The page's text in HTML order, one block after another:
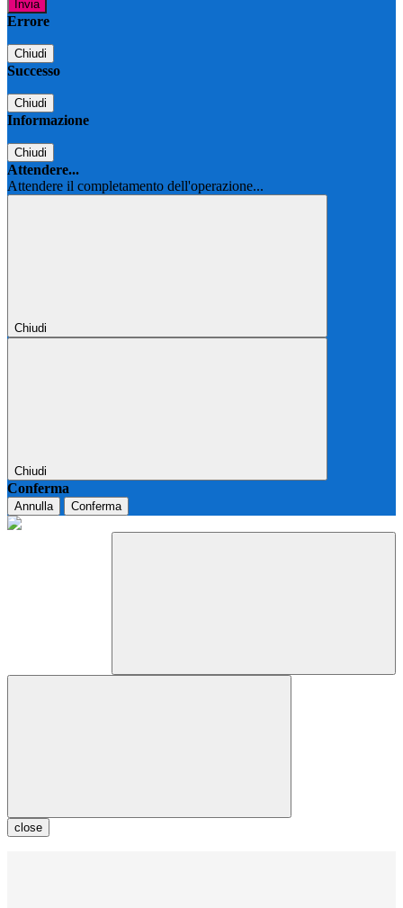
Errore
Chiudi
Successo
Chiudi
Informazione
Chiudi
Attendere...
Attendere il completamento dell'operazione...
Chiudi
Chiudi
Conferma
Annulla Conferma
close